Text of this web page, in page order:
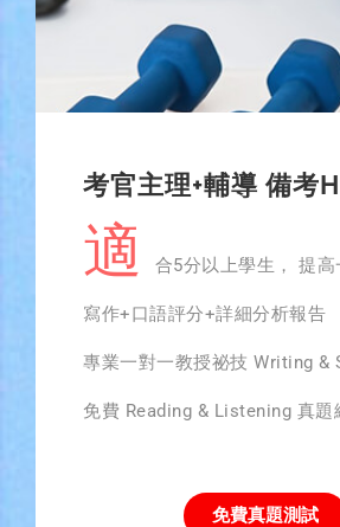
考官主理​+輔導 備考
適 合5分以上學生， 提高
寫作+口語評分+詳細分析報告
專業一對一教授祕技 Writing &
免費 Reading & Listening 真題
免費真題測試